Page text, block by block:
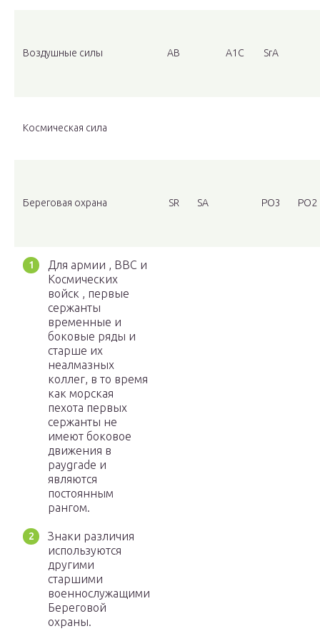
Воздушные силы AB A1C SrA
Космическая сила
Береговая охрана SR SA PO3 PO2
Для армии , ВВС и
Космических
войск , первые
сержанты
временные и
боковые ряды и
старше их
неалмазных
коллег, в то время
как морская
пехота первых
сержанты не
имеют боковое
движения в
paygrade и
являются
постоянным
рангом.
Знаки различия
используются
другими
старшими
военнослужащими
Береговой
охраны.